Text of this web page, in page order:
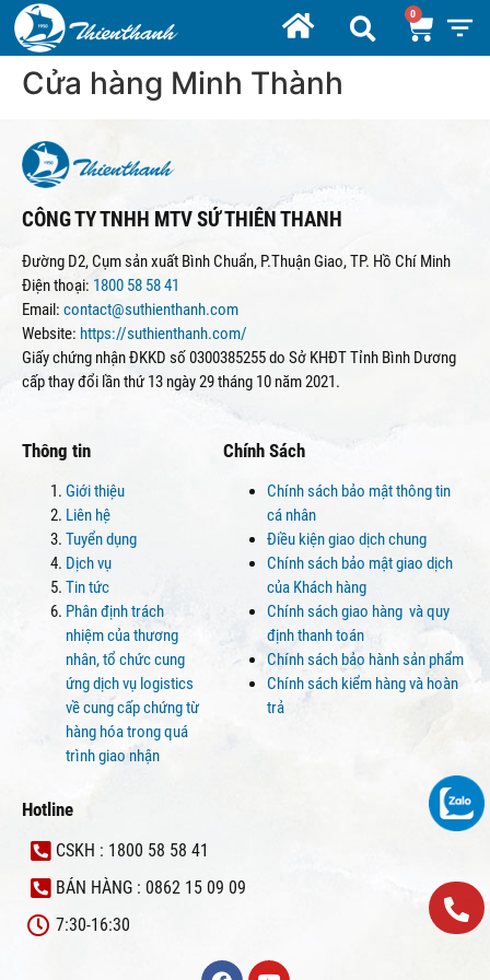
Cửa hàng Minh Thành
CÔNG TY TNHH MTV SỨ THIÊN THANH
Đường D2, Cụm sản xuất Bình Chuẩn, P.Thuận Giao, TP. Hồ Chí Minh
Điện thoại: 1800 58 58 41
Email: contact@suthienthanh.com
Website: https://suthienthanh.com/
Giấy chứng nhận ĐKKD số 0300385255 do Sở KHĐT Tỉnh Bình Dương
cấp thay đổi lần thứ 13 ngày 29 tháng 10 năm 2021.
Thông tin
Giới thiệu
Liên hệ
Tuyển dụng
Dịch vụ
Tin tức
Phân định trách
nhiệm của thương
nhân, tổ chức cung
ứng dịch vụ logistics
về cung cấp chứng từ
hàng hóa trong quá
trình giao nhận
Chính Sách
Chính sách bảo mật thông tin
cá nhân
Điều kiện giao dịch chung
Chính sách bảo mật giao dịch
của Khách hàng
Chính sách giao hàng và quy
định thanh toán
Chính sách bảo hành sản phẩm
Chính sách kiểm hàng và hoàn
trả
Hotline
CSKH : 1800 58 58 41
BÁN HÀNG : 0862 15 09 09
7:30-16:30